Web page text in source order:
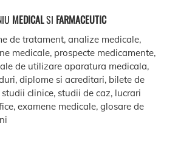
MEDICALSI FARMACEUTIC
de tratament, analize medicale,
medicale, prospecte medicamente,
de utilizare aparatura medicala,
diplome si acreditari, bilete de
studii clinice, studii de caz, lucrari
examene medicale, glosare de